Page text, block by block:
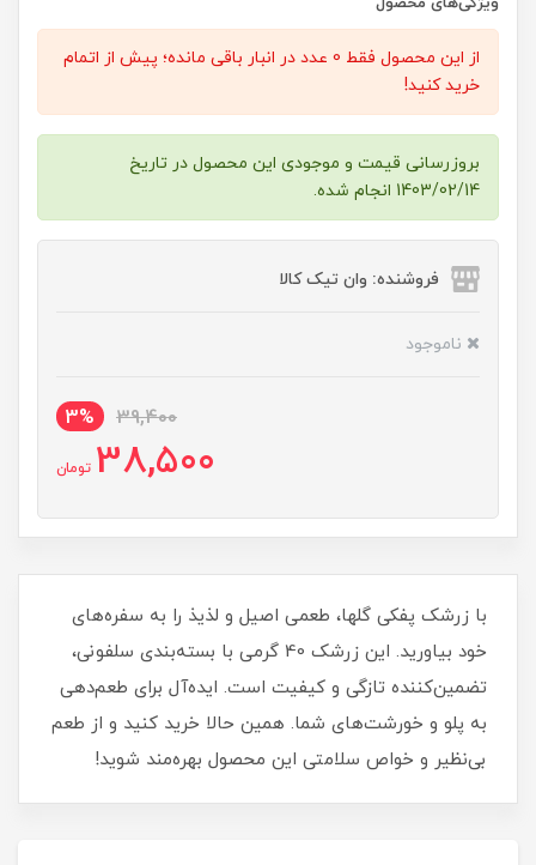
از این محصول فقط 0 عدد در انبار باقی مانده؛ پیش از اتمام
خرید کنید!
بروزرسانی قیمت و موجودی این محصول در تاریخ
1403/02/14 انجام شده.
فروشنده: وان تیک کالا
ناموجود
39,400
3%
38,500 تومان
با زرشک پفکی گلها، طعمی اصیل و لذیذ را به سفره‌های
خود بیاورید. این زرشک 40 گرمی با بسته‌بندی سلفونی،
تضمین‌کننده تازگی و کیفیت است. ایده‌آل برای طعم‌دهی
به پلو و خورشت‌های شما. همین حالا خرید کنید و از طعم
بی‌نظیر و خواص سلامتی این محصول بهره‌مند شوید!